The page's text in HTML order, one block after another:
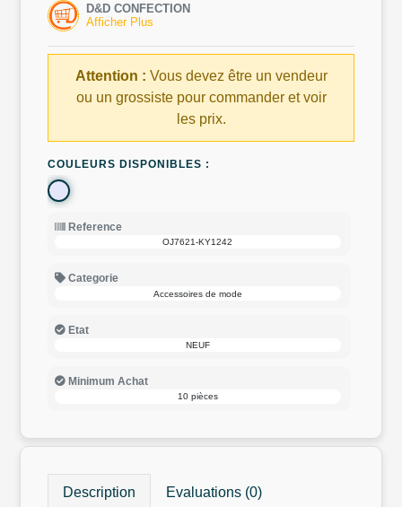
D&D CONFECTION
Afficher Plus
Attention : Vous devez être un vendeur
ou un grossiste pour commander et voir
les prix.
COULEURS DISPONIBLES :
Reference
OJ7621-KY1242
Categorie
Accessoires de mode
Etat
NEUF
Minimum Achat
10 pièces
Description Evaluations (0)